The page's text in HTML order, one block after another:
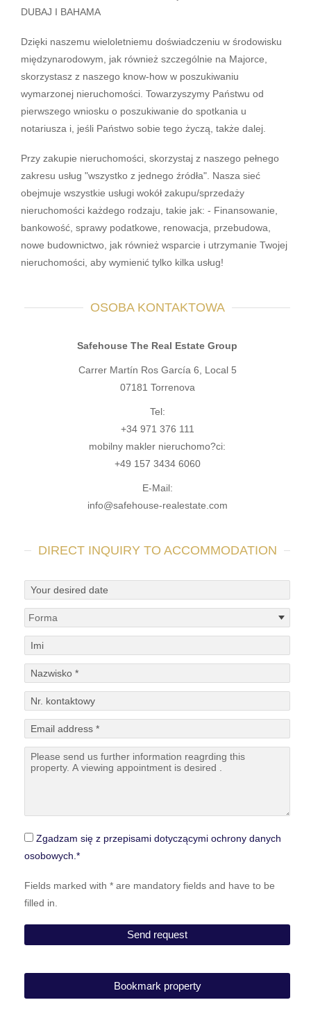
DUBAJ I BAHAMA
Dzięki naszemu wieloletniemu doświadczeniu w środowisku
międzynarodowym, jak również szczególnie na Majorce,
skorzystasz z naszego know-how w poszukiwaniu
wymarzonej nieruchomości. Towarzyszymy Państwu od
pierwszego wniosku o poszukiwanie do spotkania u
notariusza i, jeśli Państwo sobie tego życzą, także dalej.
Przy zakupie nieruchomości, skorzystaj z naszego pełnego
zakresu usług "wszystko z jednego źródła". Nasza sieć
obejmuje wszystkie usługi wokół zakupu/sprzedaży
nieruchomości każdego rodzaju, takie jak: - Finansowanie,
bankowość, sprawy podatkowe, renowacja, przebudowa,
nowe budownictwo, jak również wsparcie i utrzymanie Twojej
nieruchomości, aby wymienić tylko kilka usług!
OSOBA KONTAKTOWA
Safehouse The Real Estate Group
Carrer Martín Ros García 6, Local 5
07181 Torrenova
Tel:
+34 971 376 111
mobilny makler nieruchomo?ci:
+49 157 3434 6060
E-Mail:
info@safehouse-realestate.com
DIRECT INQUIRY TO ACCOMMODATION
Zgadzam się z przepisami dotyczącymi ochrony danych
osobowych.*
Fields marked with * are mandatory fields and have to be
filled in.
Bookmark property